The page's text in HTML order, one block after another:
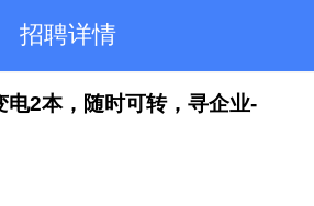
招聘详情
电2本，随时可转，寻企业-